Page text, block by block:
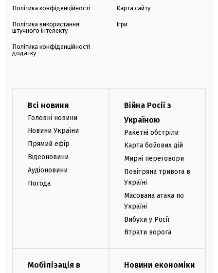
Політика конфіденційності
Політика використання
штучного інтелекту
Політика конфіденційності
додатку
Карта сайту
Ігри
Всі новини
Головні новини
Новини України
Прямий ефір
Відеоновини
Аудіоновини
Погода
Війна Росії з
Україною
Ракетні обстріли
Карта бойових дій
Мирні переговори
Повітряна тривога в
Україні
Масована атака по
Україні
Вибухи у Росії
Втрати ворога
Мобілізація в
Новини економіки